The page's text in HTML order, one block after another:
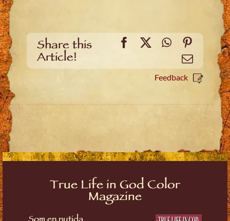
Share this
Article!
Facebook
X WhatsApp
Email
Feedback
True Life in God Color
Magazine